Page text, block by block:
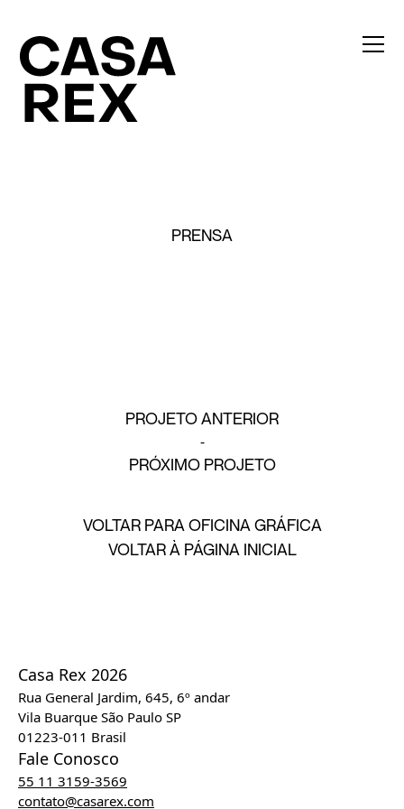
PRENSA
PROJETO ANTERIOR
PRÓXIMO PROJETO
VOLTAR PARA OFICINA GRÁFICA
VOLTAR À PÁGINA INICIAL
Casa Rex 2026
Rua General Jardim, 645, 6º andar
Vila Buarque São Paulo SP
01223-011 Brasil
Fale Conosco
55 11 3159-3569
contato@casarex.com